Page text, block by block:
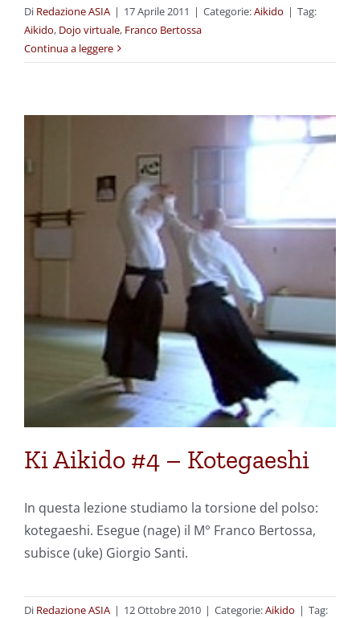
Di Redazione ASIA | 17 Aprile 2011 | Categorie:Aikido | Tag:
Aikido, Dojo virtuale, Franco Bertossa
Continua a leggere
Ki Aikido #4 – Kotegaeshi
In questa lezione studiamo la torsione del polso:
kotegaeshi. Esegue (nage) il M° Franco Bertossa,
subisce (uke) Giorgio Santi.
Di Redazione ASIA | 12 Ottobre 2010 | Categorie:Aikido | Tag: